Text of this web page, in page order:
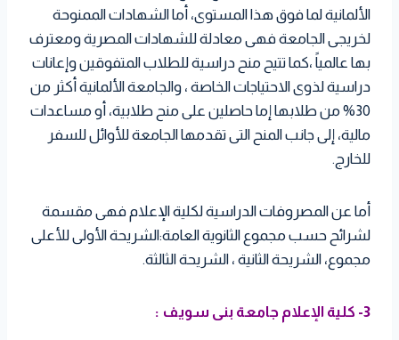
الألمانية لما فوق هذا المستوى، أما الشهادات الممنوحة
لخريجى الجامعة فهى معادلة للشهادات المصرية ومعترف
بها عالمياً ،كما تتيح منح دراسية للطلاب المتفوقين وإعانات
دراسية لذوى الاحتياجات الخاصة ، والجامعة الألمانية أكثر من
30% من طلابها إما حاصلين على منح طلابية، أو مساعدات
مالية، إلى جانب المنح التى تقدمها الجامعة للأوائل للسفر
للخارج.
أما عن المصروفات الدراسية لكلية الإعلام فهى مقسمة
لشرائح حسب مجموع الثانوية العامة:الشريحة الأولى للأعلى
مجموع، الشريحة الثانية ، الشريحة الثالثة.
3- كلية الإعلام جامعة بنى سويف :